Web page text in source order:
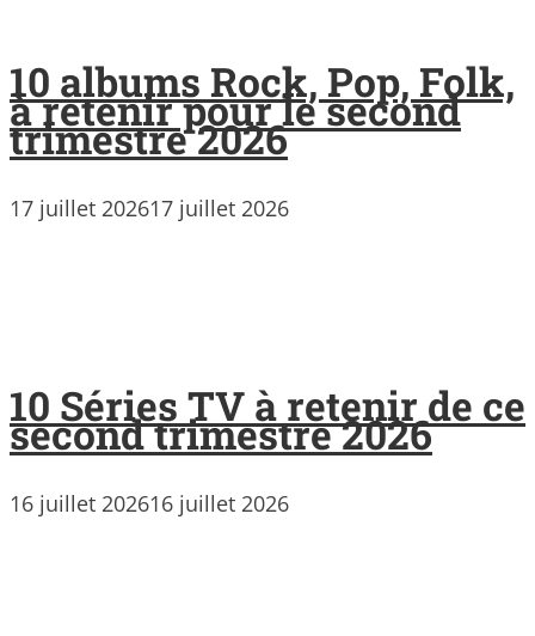
10 albums Rock, Pop, Folk,
à retenir pour le second
trimestre 2026
17 juillet 202617 juillet 2026
10 Séries TV à retenir de ce
second trimestre 2026
16 juillet 202616 juillet 2026